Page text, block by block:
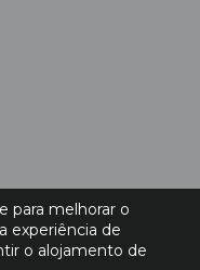
para melhorar o
experiência de
o alojamento de